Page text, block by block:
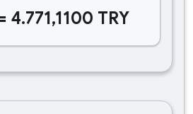
4.771,1100 TRY